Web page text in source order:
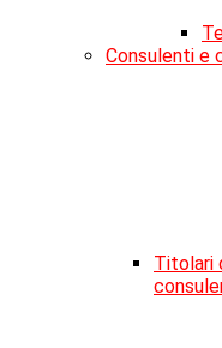
Consulenti e
Titolari